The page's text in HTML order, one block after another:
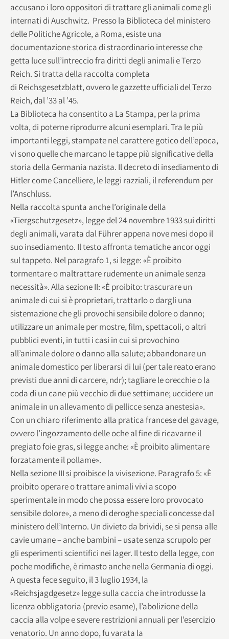
accusano i loro oppositori di trattare gli animali come gli
internati di Auschwitz. Presso la Biblioteca del ministero
delle Politiche Agricole, a Roma, esiste una
documentazione storica di straordinario interesse che
getta luce sull’intreccio fra diritti degli animali e Terzo
Reich. Si tratta della raccolta completa
di Reichsgesetzblatt, ovvero le gazzette ufficiali del Terzo
Reich, dal ’33 al ’45.
La Biblioteca ha consentito a La Stampa, per la prima
volta, di poterne riprodurre alcuni esemplari. Tra le più
importanti leggi, stampate nel carattere gotico dell’epoca,
vi sono quelle che marcano le tappe più significative della
storia della Germania nazista. Il decreto di insediamento di
Hitler come Cancelliere, le leggi razziali, il referendum per
l’Anschluss.
Nella raccolta spunta anche l’originale della
«Tiergschutzgesetz», legge del 24 novembre 1933 sui diritti
degli animali, varata dal Führer appena nove mesi dopo il
suo insediamento. Il testo affronta tematiche ancor oggi
sul tappeto. Nel paragrafo 1, si legge: «È proibito
tormentare o maltrattare rudemente un animale senza
necessità». Alla sezione II: «È proibito: trascurare un
animale di cui si è proprietari, trattarlo o dargli una
sistemazione che gli provochi sensibile dolore o danno;
utilizzare un animale per mostre, film, spettacoli, o altri
pubblici eventi, in tutti i casi in cui si provochino
all’animale dolore o danno alla salute; abbandonare un
animale domestico per liberarsi di lui (per tale reato erano
previsti due anni di carcere, ndr); tagliare le orecchie o la
coda di un cane più vecchio di due settimane; uccidere un
animale in un allevamento di pellicce senza anestesia».
Con un chiaro riferimento alla pratica francese del gavage,
ovvero l’ingozzamento delle oche al fine di ricavarne il
pregiato foie gras, si legge anche: «È proibito alimentare
forzatamente il pollame».
Nella sezione III si proibisce la vivisezione. Paragrafo 5: «È
proibito operare o trattare animali vivi a scopo
sperimentale in modo che possa essere loro provocato
sensibile dolore», a meno di deroghe speciali concesse dal
ministero dell’Interno. Un divieto da brividi, se si pensa alle
cavie umane – anche bambini – usate senza scrupolo per
gli esperimenti scientifici nei lager. Il testo della legge, con
poche modifiche, è rimasto anche nella Germania di oggi.
A questa fece seguito, il 3 luglio 1934, la
«Reichsjagdgesetz» legge sulla caccia che introdusse la
licenza obbligatoria (previo esame), l’abolizione della
caccia alla volpe e severe restrizioni annuali per l’esercizio
venatorio. Un anno dopo, fu varata la